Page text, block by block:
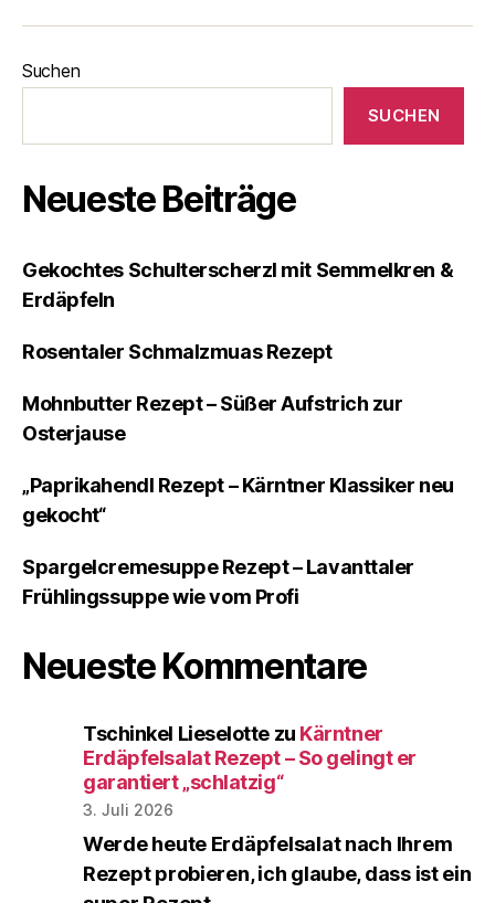
Suchen
SUCHEN
Neueste Beiträge
Gekochtes Schulterscherzl mit Semmelkren &
Erdäpfeln
Rosentaler Schmalzmuas Rezept
Mohnbutter Rezept – Süßer Aufstrich zur
Osterjause
„Paprikahendl Rezept – Kärntner Klassiker neu
gekocht“
Spargelcremesuppe Rezept – Lavanttaler
Frühlingssuppe wie vom Profi
Neueste Kommentare
Tschinkel Lieselotte zu Kärntner
Erdäpfelsalat Rezept – So gelingt er
garantiert „schlatzig“
3. Juli 2026
Werde heute Erdäpfelsalat nach Ihrem
Rezept probieren, ich glaube, dass ist ein